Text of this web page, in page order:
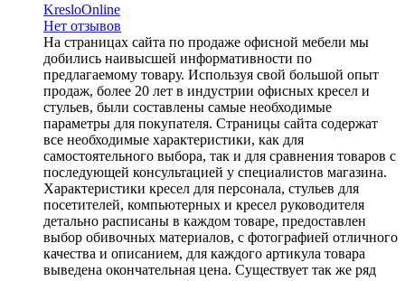
KresloOnline
Нет отзывов
На страницах сайта по продаже офисной мебели мы
добились наивысшей информативности по
предлагаемому товару. Используя свой большой опыт
продаж, более 20 лет в индустрии офисных кресел и
стульев, были составлены самые необходимые
параметры для покупателя. Страницы сайта содержат
все необходимые характеристики, как для
самостоятельного выбора, так и для сравнения товаров с
последующей консультацией у специалистов магазина.
Характеристики кресел для персонала, стульев для
посетителей, компьютерных и кресел руководителя
детально расписаны в каждом товаре, предоставлен
выбор обивочных материалов, с фотографией отличного
качества и описанием, для каждого артикула товара
выведена окончательная цена. Существует так же ряд